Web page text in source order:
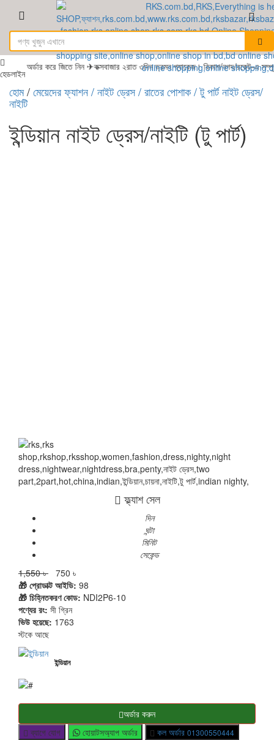
হেডলাইন
অর্ডার করে জিতে নিন ✈কক্সবাজার ২রাত ৩দিন ভ্রমন প্যাকেজ। বিকাশ/নগদ/রকেট-এ
হোম/মেয়েদের ফ্যাশন/ নাইট ড্রেস / রাতের পোশাক/ টু পার্ট নাইট ড্রেস/
নাইটি
ইন্ডিয়ান নাইট ড্রেস/নাইটি (টু পার্ট)
ফ্ল্যাশ সেল
দিন
ঘন্টা
মিনিট
সেকেন্ড
1,550 ৳ 750 ৳
🎁 প্রোডাক্ট আইডি: 98
🎁 চিহ্নিতকরণ কোড: NDI2P6-10
পণ্যের রং: সী গ্রিন
ভিউ হয়েছে: 1763
স্টকে আছে
ইন্ডিয়ান
অর্ডার করুন
ব্যাগে যোগ
হোয়াটসঅ্যাপ অর্ডার কল অর্ডার 01300550444